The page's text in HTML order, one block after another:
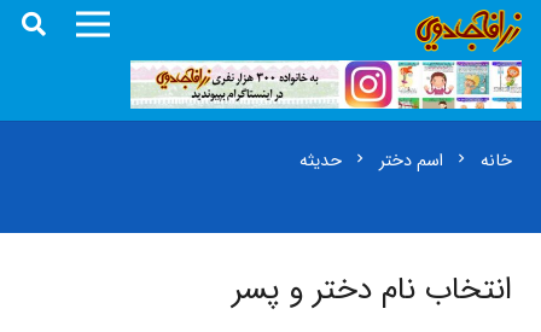
خانه chevron_right اسم دختر chevron_right حدیثه
انتخاب نام دختر و پسر